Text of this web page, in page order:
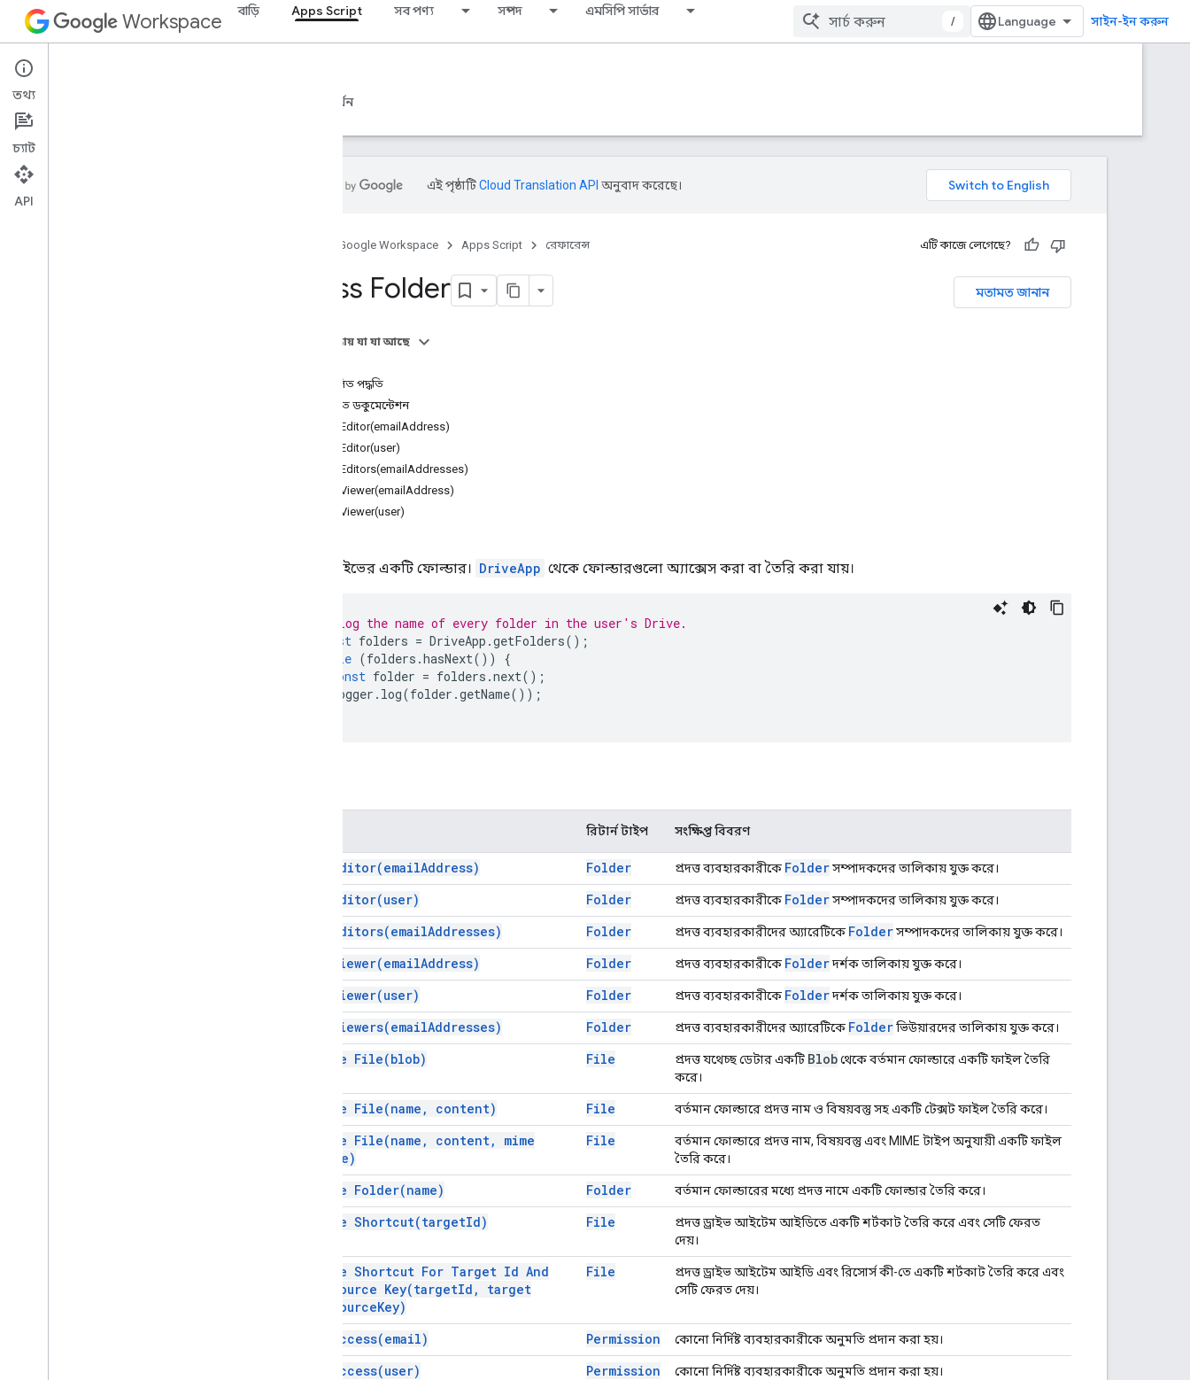
Workspace বাড়ি Apps Script সব পণ্য সম্পদ এমসিপি সার্ভার
/ সাইন-ইন করুন
Apps Script
ওভারভিউ সমর্থন
এই পৃষ্ঠাটিCloud Translation API অনুবাদ করেছে।
Google Workspace Apps Script রেফারেন্স এটি কাজে লেগেছে?
মতামত জানান
Class Folder
এই পৃষ্ঠায় যা যা আছে
অপ্রচলিত পদ্ধতি
বিস্তারিত ডকুমেন্টেশন
addEditor(emailAddress)
addEditor(user)
addEditors(emailAddresses)
addViewer(emailAddress)
addViewer(user)
গুগল ড্রাইভের একটি ফোল্ডার। DriveApp থেকে ফোল্ডারগুলো অ্যাক্সেস করা বা তৈরি করা যায়।
// Log the name of every folder in the user's Drive.
const folders = DriveApp .getFolders();
while (folders .hasNext())
{
const folder = folders .next();
Logger . log(folder .getName());
রিটার্ন টাইপ সংক্ষিপ্ত বিবরণ
Editor(emailAddress) Folder প্রদত্ত ব্যবহারকারীকে Folderসম্পাদকদের তালিকায় যুক্ত করে।
Editor(user) Folder প্রদত্ত ব্যবহারকারীকে Folderসম্পাদকদের তালিকায় যুক্ত করে।
Editors(emailAddresses) Folder প্রদত্ত ব্যবহারকারীদের অ্যারেটিকে Folderসম্পাদকদের তালিকায় যুক্ত করে।
Viewer(emailAddress) Folder প্রদত্ত ব্যবহারকারীকে Folderদর্শক তালিকায় যুক্ত করে।
Viewer(user) Folder প্রদত্ত ব্যবহারকারীকে Folderদর্শক তালিকায় যুক্ত করে।
Viewers(emailAddresses) Folder প্রদত্ত ব্যবহারকারীদের অ্যারেটিকে Folderভিউয়ারদের তালিকায় যুক্ত করে।
create File(blob) File প্রদত্ত যথেচ্ছ ডেটার একটি Blobথেকে বর্তমান ফোল্ডারে একটি ফাইল তৈরি
করে।
create File(name , content) File বর্তমান ফোল্ডারে প্রদত্ত নাম ও বিষয়বস্তু সহ একটি টেক্সট ফাইল তৈরি করে।
create File(name , content,
mime
Type)
File
বর্তমান ফোল্ডারে প্রদত্ত নাম, বিষয়বস্তু এবং MIME টাইপ অনুযায়ী একটি ফাইল
তৈরি করে।
create Folder(name) Folder বর্তমান ফোল্ডারের মধ্যে প্রদত্ত নামে একটি ফোল্ডার তৈরি করে।
create Shortcut(targetId) File
প্রদত্ত ড্রাইভ আইটেম আইডিতে একটি শর্টকাট তৈরি করে এবং সেটি ফেরত
দেয়।
create Shortcut For Target Id And
Resource Key(targetId ,
target
ResourceKey)
File
প্রদত্ত ড্রাইভ আইটেম আইডি এবং রিসোর্স কী-তে একটি শর্টকাট তৈরি করে এবং
সেটি ফেরত দেয়।
Access(email) Permission কোনো নির্দিষ্ট ব্যবহারকারীকে অনুমতি প্রদান করা হয়।
Access(user) Permission কোনো নির্দিষ্ট ব্যবহারকারীকে অনুমতি প্রদান করা হয়।
তথ্য
চ্যাট
API